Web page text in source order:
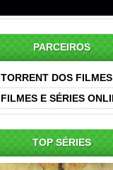
PARCEIROS
TORRENT DOS
FILMES E SÉRIES
TOP SÉRIES